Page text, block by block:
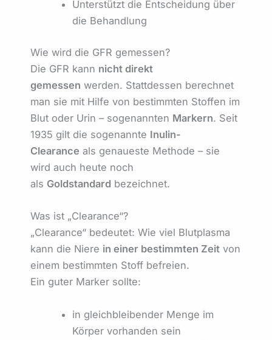
Unterstützt die Entscheidung über
die Behandlung
Wie wird die GFR gemessen?
Die GFR kann nicht direkt
gemessen werden. Stattdessen berechnet
man sie mit Hilfe von bestimmten Stoffen im
Blut oder Urin – sogenannten Markern. Seit
1935 gilt die sogenannte Inulin-
Clearance als genaueste Methode – sie
wird auch heute noch
als Goldstandard bezeichnet.
Was ist „Clearance“?
„Clearance“ bedeutet: Wie viel Blutplasma
kann die Niere in einer bestimmten Zeit von
einem bestimmten Stoff befreien.
Ein guter Marker sollte:
in gleichbleibender Menge im
Körper vorhanden sein